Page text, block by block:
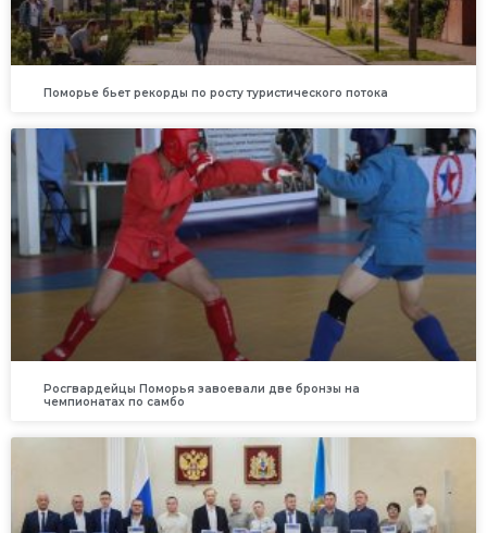
Поморье бьет рекорды по росту туристического потока
Росгвардейцы Поморья завоевали две бронзы на
чемпионатах по самбо